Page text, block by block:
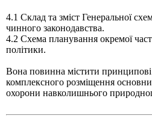
4.1 Склад та зміст Генеральної
чинного законодавства.
4.2 Схема планування окремої
політики.
Вона повинна містити принципові
комплексного розміщення
охорони навколишнього